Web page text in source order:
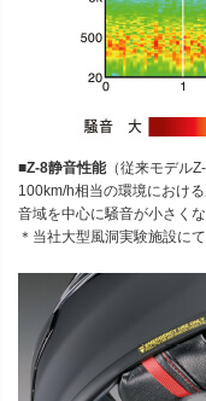
■Z-8静音性能（従来モデル
100km/h相当の環境におけ
音域を中心に騒音が小さく
＊当社大型風洞実験施設に